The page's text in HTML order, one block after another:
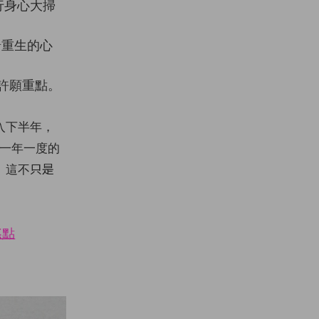
心大掃
生的心
重點。
半年，
年一度的
這不只是